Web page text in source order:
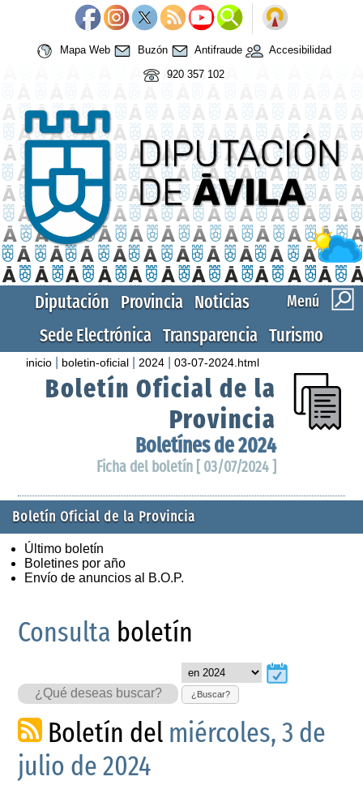
Mapa Web Buzón Antifraude
Accesibilidad
920 357 102
Menú
Diputación Provincia Noticias
Sede Electrónica Transparencia Turismo
inicio boletin-oficial 2024 |03-07-2024.html
Boletín Oficial de la
Provincia
Boletínes de 2024
Ficha del boletín [ 03/07/2024 ]
Boletín Oficial de la Provincia
Último boletín
Boletines por año
Envío de anuncios al B.O.P.
Consulta boletín
¿Buscar?
Boletín del miércoles, 3 de
julio de 2024